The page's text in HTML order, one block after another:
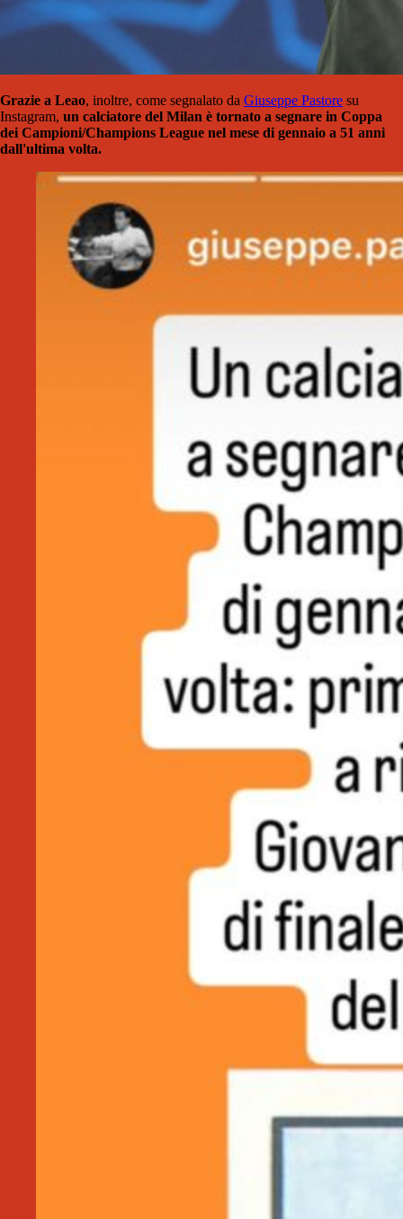
Grazie a Leao, inoltre, come segnalato da Giuseppe Pastore su
Instagram, un calciatore del Milan è tornato a segnare in Coppa
dei Campioni/Champions League nel mese di gennaio a 51 anni
dall'ultima volta.